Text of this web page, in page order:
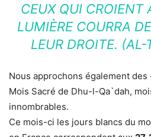
CEUX QUI CROIENT
LUMIÈRE COURRA
LEUR DROITE.
Nous approchons également des
Mois Sacré de Dhu-l-Qa`dah,
innombrables.
Ce mois-ci les jours blancs du